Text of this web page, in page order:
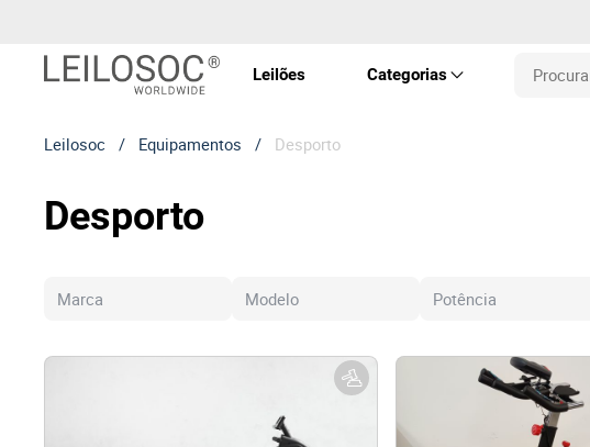
Leilões Categorias
Maquinaria
Arte e Colecionáveis
Leilosoc / Equipamentos / Desporto
Desporto